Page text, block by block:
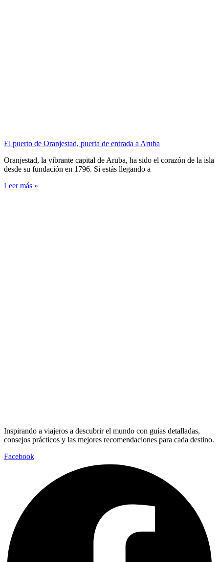
El puerto de Oranjestad, puerta de entrada a Aruba
Oranjestad, la vibrante capital de Aruba, ha sido el corazón de la isla
desde su fundación en 1796. Si estás llegando a
Leer más »
Inspirando a viajeros a descubrir el mundo con guías detalladas,
consejos prácticos y las mejores recomendaciones para cada destino.
Facebook